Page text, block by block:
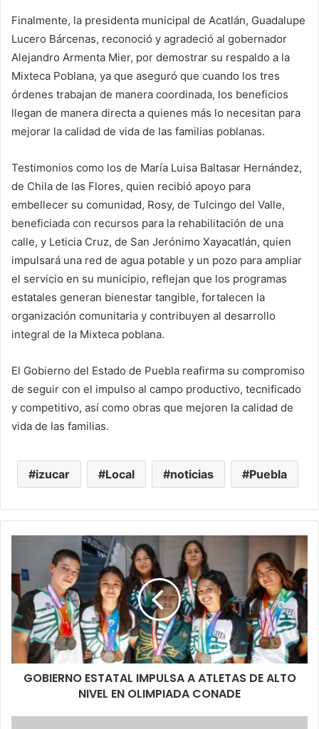
Finalmente, la presidenta municipal de Acatlán, Guadalupe
Lucero Bárcenas, reconoció y agradeció al gobernador
Alejandro Armenta Mier, por demostrar su respaldo a la
Mixteca Poblana, ya que aseguró que cuando los tres
órdenes trabajan de manera coordinada, los beneficios
llegan de manera directa a quienes más lo necesitan para
mejorar la calidad de vida de las familias poblanas.
Testimonios como los de María Luisa Baltasar Hernández,
de Chila de las Flores, quien recibió apoyo para
embellecer su comunidad, Rosy, de Tulcingo del Valle,
beneficiada con recursos para la rehabilitación de una
calle, y Leticia Cruz, de San Jerónimo Xayacatlán, quien
impulsará una red de agua potable y un pozo para ampliar
el servicio en su municipio, reflejan que los programas
estatales generan bienestar tangible, fortalecen la
organización comunitaria y contribuyen al desarrollo
integral de la Mixteca poblana.
El Gobierno del Estado de Puebla reafirma su compromiso
de seguir con el impulso al campo productivo, tecnificado
y competitivo, así como obras que mejoren la calidad de
vida de las familias.
izucar Local noticias Puebla
GOBIERNO ESTATAL IMPULSA A ATLETAS DE ALTO
NIVEL EN OLIMPIADA CONADE